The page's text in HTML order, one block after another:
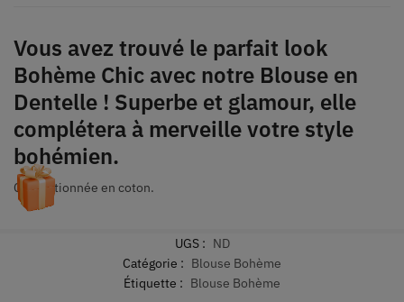
Vous avez trouvé le parfait look
Bohème Chic avec notre Blouse en
Dentelle ! Superbe et glamour, elle
complétera à merveille votre style
bohémien.
Confectionnée en coton.
UGS : ND
Catégorie : Blouse Bohème
Étiquette : Blouse Bohème